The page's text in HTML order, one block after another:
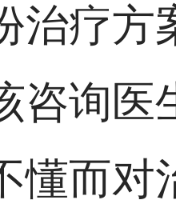
治疗方
咨询医
懂而对